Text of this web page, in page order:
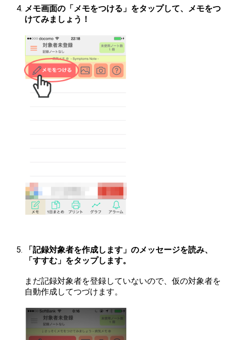
メモ画面の「メモをつける」をタップして、メモをつ
けてみましょう！
「記録対象者を作成します」のメッセージを読み、
「すすむ」をタップします。
まだ記録対象者を登録していないので、仮の対象者を
自動作成してつづけます。